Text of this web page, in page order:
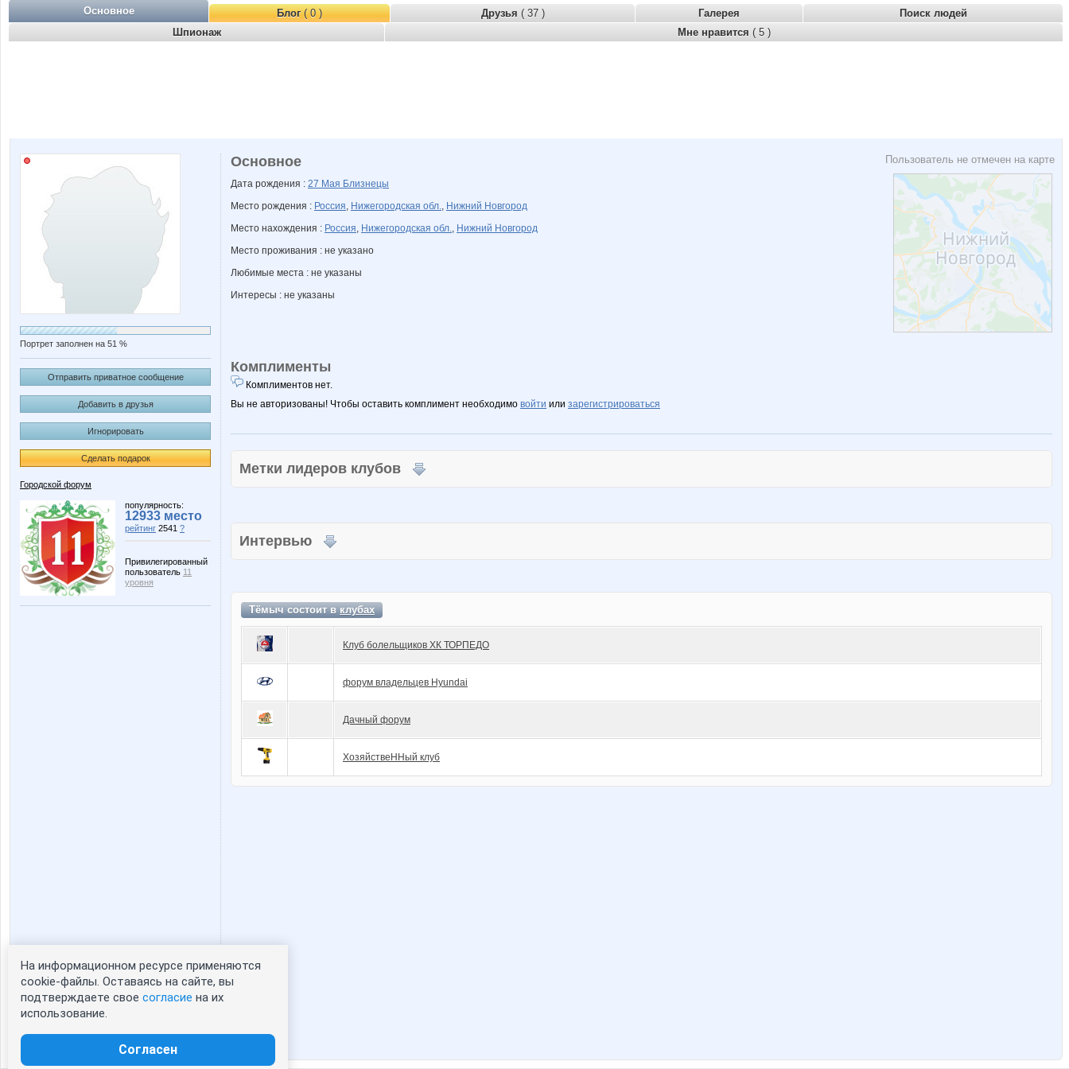
Основное Блог( 0 ) Друзья ( 37 ) Галерея
Поиск людей
Шпионаж
Мне нравится ( 5 )
Портрет заполнен на 51 %
Отправить приватное сообщение
Добавить в друзья
Игнорировать
Сделать подарок
Городской форум
популярность:
12933 место
рейтинг 2541 ?
Привилегированный
пользователь 11
уровня
Статистика портрета:
сейчас просматривают портрет - 0
зарегистрированные пользователи
Пользователь не отмечен на карте
Основное
Дата рождения : 27 Мая Близнецы
Место рождения : Россия, Нижегородская обл., Нижний Новгород
Место нахождения : Россия, Нижегородская обл., Нижний Новгород
Место проживания : не указано
Любимые места : не указаны
Интересы : не указаны
Комплименты
Комплиментов нет.
Вы не авторизованы! Чтобы оставить комплимент необходимо войти или зарегистрироваться
Метки лидеров клубов
Интервью
Тёмыч состоит вклубах
Клуб болельщиков ХК ТОРПЕДО
форум владельцев Hyundai
Дачный форум
ХозяйствеННый клуб
На информационном ресурсе применяются
cookie-файлы. Оставаясь на сайте, вы
подтверждаете свое согласие на их
использование.
Согласен